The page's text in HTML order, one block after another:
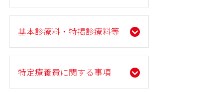
基本診療料・特掲診療料等
特定療養費に関する事項